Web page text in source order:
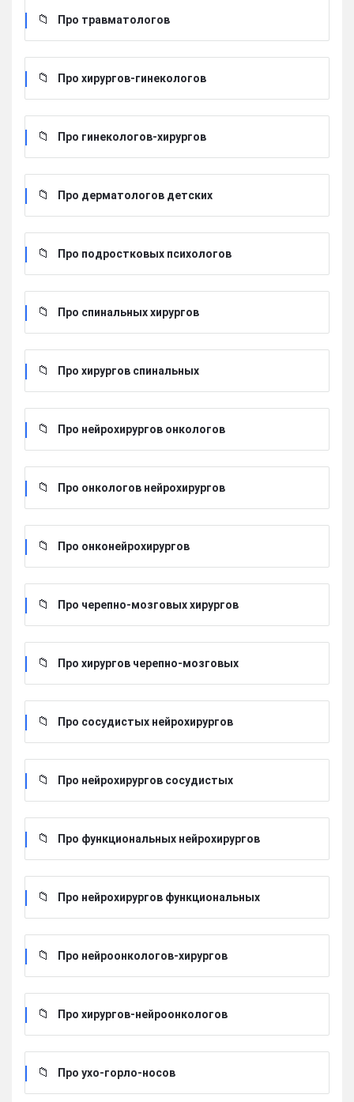
Про травматологов
Про хирургов-гинекологов
Про гинекологов-хирургов
Про дерматологов детских
Про подростковых психологов
Про спинальных хирургов
Про хирургов cпинальных
Про нейрохирургов онкологов
Про онкологов нейрохирургов
Про онконейрохирургов
Про черепно-мозговых хирургов
Про хирургов черепно-мозговых
Про сосудистых нейрохирургов
Про нейрохирургов сосудистых
Про функциональных нейрохирургов
Про нейрохирургов функциональных
Про нейроонкологов-хирургов
Про хирургов-нейроонкологов
Про ухо-горло-носов